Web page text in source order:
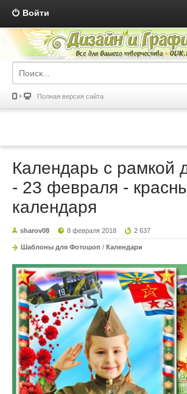
Войти
Полная версия сайта
Календарь с рамкой
- 23 февраля -
календаря
sharov08 8 февраля 2018 2 637
Шаблоны для Фотошоп / Календари